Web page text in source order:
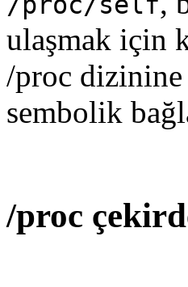
ulaşmak için
/proc dizinine
sembolik
/proc